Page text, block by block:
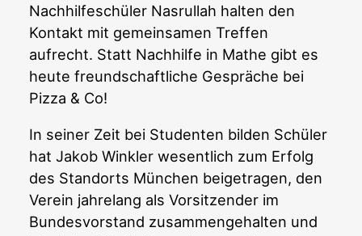
Nachhilfeschüler Nasrullah halten den
Kontakt mit gemeinsamen Treffen
aufrecht. Statt Nachhilfe in Mathe gibt es
heute freundschaftliche Gespräche bei
Pizza & Co!
In seiner Zeit bei Studenten bilden Schüler
hat Jakob Winkler wesentlich zum Erfolg
des Standorts München beigetragen, den
Verein jahrelang als Vorsitzender im
Bundesvorstand zusammengehalten und